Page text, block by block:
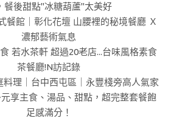
餐後甜點"冰糖葫蘆"太美好
餐館｜彰化花壇 山腰裡的秘境餐廳 Ｘ
濃郁藝術氣息
若水茶軒 超過20老店...台味風格素食
茶餐廳!N訪記錄
料理｜台中西屯區｜永豐棧旁高人氣家
享主食、湯品、甜點，超完整套餐飽
足感滿分！